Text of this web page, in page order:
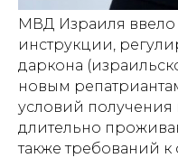
МВД Израиля
инструкции,
даркона
новым
условий получения
длительно
также требований к